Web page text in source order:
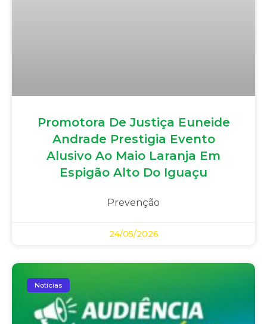
Promotora De Justiça Euneide
Andrade Prestigia Evento
Alusivo Ao Maio Laranja Em
Espigão Alto Do Iguaçu
Prevenção
24/05/2026
Notícias